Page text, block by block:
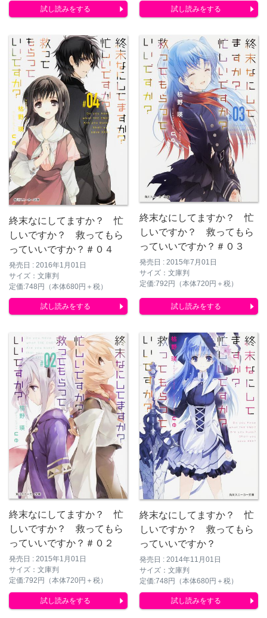
試し読みをする 試し読みをする
終末なにしてますか？ 忙
しいですか？ 救ってもら
っていいですか？＃０４
発売日 : 2016年1月01日
サイズ：文庫判
定価:748円（本体680円＋税）
試し読みをする
終末なにしてますか？ 忙
しいですか？ 救ってもら
っていいですか？＃０３
発売日 : 2015年7月01日
サイズ：文庫判
定価:792円（本体720円＋税）
試し読みをする
終末なにしてますか？ 忙
しいですか？ 救ってもら
っていいですか？＃０２
発売日 : 2015年1月01日
サイズ：文庫判
定価:792円（本体720円＋税）
試し読みをする
終末なにしてますか？ 忙
しいですか？ 救ってもら
っていいですか？
発売日 : 2014年11月01日
サイズ：文庫判
定価:748円（本体680円＋税）
試し読みをする